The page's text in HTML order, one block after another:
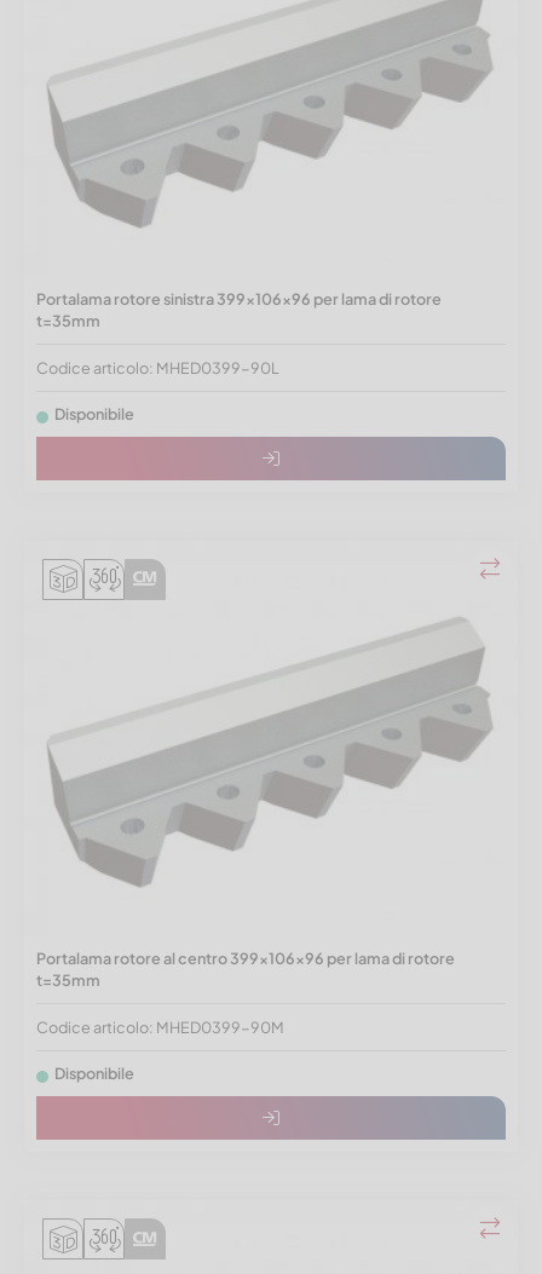
Portalama rotore sinistra 399x106x96 per lama di rotore
t=35mm
Codice articolo: MHED0399-90L
Disponibile
Portalama rotore al centro 399x106x96 per lama di rotore
t=35mm
Codice articolo: MHED0399-90M
Disponibile